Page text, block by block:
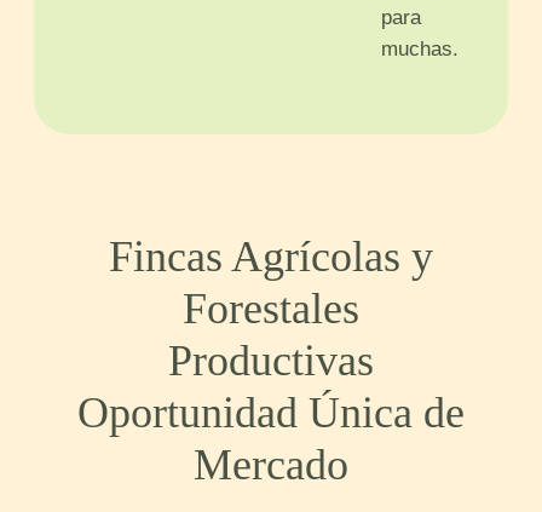
para
muchas.
Fincas Agrícolas y
Forestales
Productivas
Oportunidad Única de
Mercado